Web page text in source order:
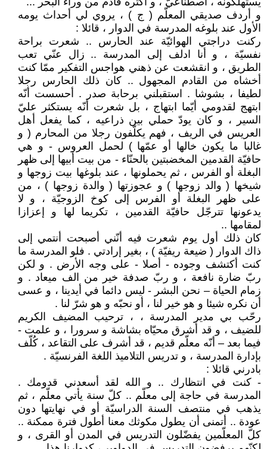
و أردف صديقي المعلّم ( ج ) ، يروي لي أحداث يومه
الأول عند بلوغه المدرسة في الدوار ، قائلا :
ركنت دراجتي الهوائيّة عند الحارس .. شعرت براحة
نفسيّة ، و أنا ادلف إلى المدرسة .. زال عنّي تعب
الطريق ، و انقشعت عن ذهني هواجس التفكير ممّا كنت
أخشاه من القادم المجهول .. كان ذلك الحارس رجلا
لطيفا ، بشوشا . استقبلني برحابة صدر . أحسست أنّه
ابتهج لقدومي أيّما ابتهاج ، بل شعرت أنّه يستكثر عليّ
السير ، و كان يودّ حملي بين ذراعيه ، كما يفعل أهل
العريس في الريف ، فهم يكلّفون رجلا من المحارم ( و
غالبا ما يكون خالها أو عمّها ) لحمل العروس - و هي
حافيّة القدمين المخضبتين بالحنّاء - من بيت أبيها إلى ظهر
البغلة أو الفرس ، ثم يحملونها ، عند بلوغها بيت زوجها و
شيخها ( والد زوجها ) و عجوزتها ( والدة زوجها ) ، من
على ظهر البغلة أو الفرس إلى كوخ الزوجيّة ، و لا
يدعونها تترجّل حافيّة القدمين ، تكريما لها و إعزازا
لمقامها ..
كان ذلك أول يوم شعرت فيه أنّني أصبحت أنتمي إلى
ذاك الدوار ( ضيعة ريفيّة ) ، بغير إرادتي . فلو المدرسة ما
كنت أكتشف وجوده - أصلا - على وجه الأرض . و لكن
ربّ ضارة نافعة ، و ربّ صدفة خير من الف ميعاد . و
زمام الحياة – نحن البشر - ليس دائما في أيدينا ، و عسى
أن نكره شيئا و هو خير لنا ، أو نحبّه و هو شرّ لنا .
رحّب بي مدير المدرسة ، ، ترحيب المضيف الكريم
للضيف ، و قد أشرق محيّاه بشاشة و سرورا ، و علمت -
فيما بعد – أنّه معلّم قديم ، قد أشرف على التقاعد ، كُلّف
بإدارة المدرسة ، و تدريس التلاميذ اللغة الفرنسيّة .
بادرني قائلا :
- كنت في انتظارك .. و الله لقد أسعدني قدومك .
المدرسة في حاجة إلى معلّم .. كلّ سنة يأتي معلّم ، ثم
يذهب في منتصف السنة الدراسيّة أو في نهايتها دون
عودة .. أتمنى أن يطول مكوثك معنا أطول فترة ممكنة ..
كلّ المعلّمين يفضّلون التدريس في المدن أو القرى ، و